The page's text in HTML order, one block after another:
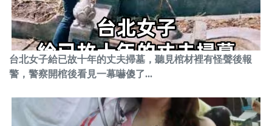
台北女子給已故十年的丈夫掃墓，聽見棺材裡有怪聲後報
警，警察開棺後看見一幕嚇傻了...